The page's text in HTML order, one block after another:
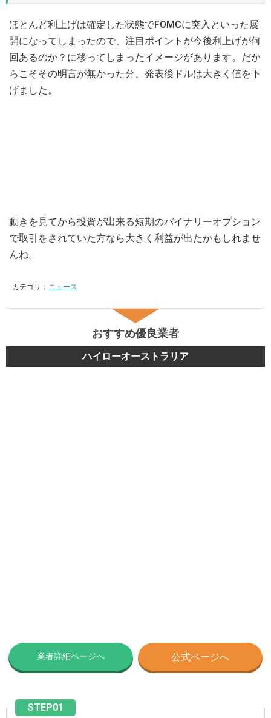
ほとんど利上げは確定した状態でFOMCに突入といった展
開になってしまったので、注目ポイントが今後利上げが何
回あるのか？に移ってしまったイメージがあります。だか
らこそその明言が無かった分、発表後ドルは大きく値を下
げました。
動きを見てから投資が出来る短期のバイナリーオプション
で取引をされていた方なら大きく利益が出たかもしれませ
んね。
カテゴリ： ニュース
おすすめ優良業者
ハイローオーストラリア
業者詳細ページへ 公式ページへ
STEP01